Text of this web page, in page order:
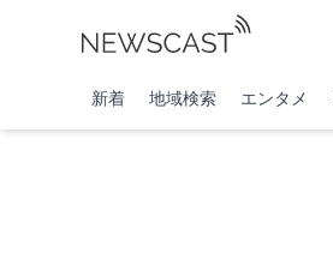
新着 地域検索 エンタメ